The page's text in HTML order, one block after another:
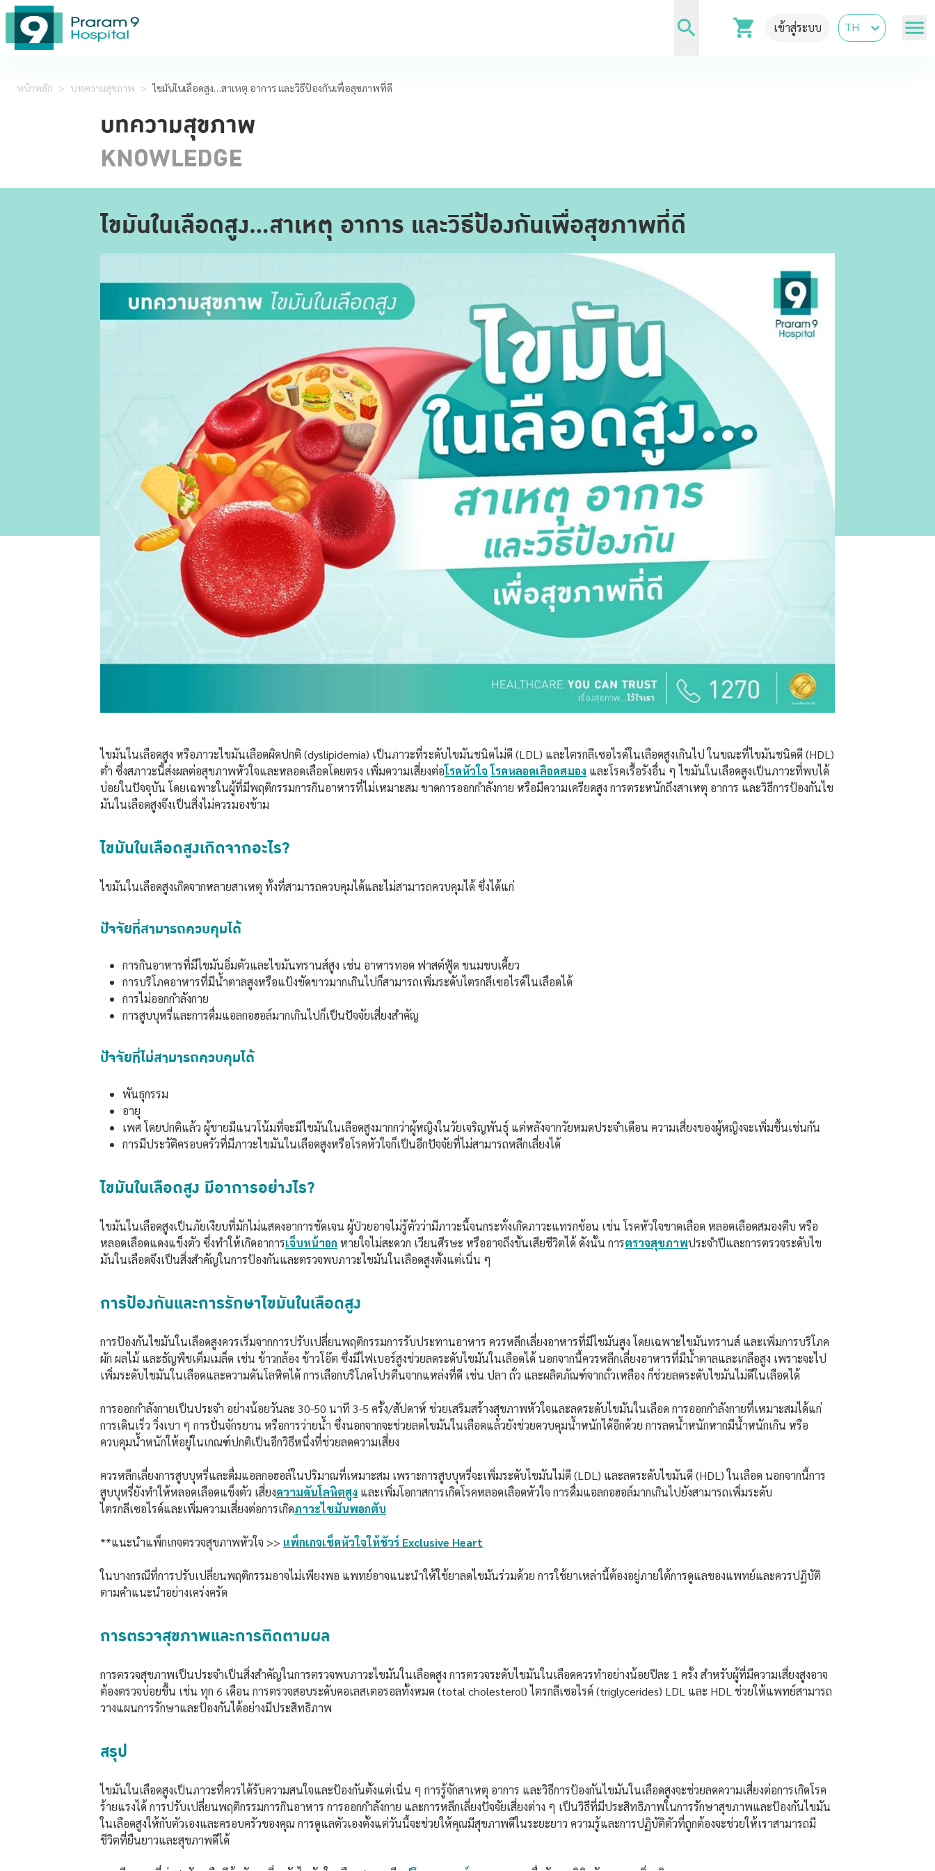
เข้าสู่ระบบ TH
หน้าหลัก > บทความสุขภาพ > ไขมันในเลือดสูง…สาเหตุ อาการ และวิธีป้องกันเพื่อสุขภาพที่ดี
บทความสุขภาพ
KNOWLEDGE
ไขมันในเลือดสูง…สาเหตุ อาการ และวิธีป้องกันเพื่อสุขภาพที่ดี
ไขมันในเลือดสูง หรือภาวะไขมันเลือดผิดปกติ (dyslipidemia) เป็นภาวะที่ระดับไขมันชนิดไม่ดี (LDL) และไตรกลีเซอไรด์ในเลือดสูงเกินไป ในขณะที่ไขมันชนิดดี (HDL)
ต่ำ ซึ่งสภาวะนี้ส่งผลต่อสุขภาพหัวใจและหลอดเลือดโดยตรง เพิ่มความเสี่ยงต่อโรคหัวใจ โรคหลอดเลือดสมอง และโรคเรื้อรังอื่น ๆ ไขมันในเลือดสูงเป็นภาวะที่พบได้
บ่อยในปัจจุบัน โดยเฉพาะในผู้ที่มีพฤติกรรมการกินอาหารที่ไม่เหมาะสม ขาดการออกกำลังกาย หรือมีความเครียดสูง การตระหนักถึงสาเหตุ อาการ และวิธีการป้องกันไข
มันในเลือดสูงจึงเป็นสิ่งไม่ควรมองข้าม
ไขมันในเลือดสูงเกิดจากอะไร?
ไขมันในเลือดสูงเกิดจากหลายสาเหตุ ทั้งที่สามารถควบคุมได้และไม่สามารถควบคุมได้ ซึ่งได้แก่
ปัจจัยที่สามารถควบคุมได้
การกินอาหารที่มีไขมันอิ่มตัวและไขมันทรานส์สูง เช่น อาหารทอด ฟาสต์ฟู้ด ขนมขบเคี้ยว
การบริโภคอาหารที่มีน้ำตาลสูงหรือแป้งขัดขาวมากเกินไปก็สามารถเพิ่มระดับไตรกลีเซอไรด์ในเลือดได้
การไม่ออกกำลังกาย
การสูบบุหรี่และการดื่มแอลกอฮอล์มากเกินไปก็เป็นปัจจัยเสี่ยงสำคัญ
ปัจจัยที่ไม่สามารถควบคุมได้
พันธุกรรม
อายุ
เพศ โดยปกติแล้ว ผู้ชายมีแนวโน้มที่จะมีไขมันในเลือดสูงมากกว่าผู้หญิงในวัยเจริญพันธุ์ แต่หลังจากวัยหมดประจำเดือน ความเสี่ยงของผู้หญิงจะเพิ่มขึ้นเช่นกัน
การมีประวัติครอบครัวที่มีภาวะไขมันในเลือดสูงหรือโรคหัวใจก็เป็นอีกปัจจัยที่ไม่สามารถหลีกเลี่ยงได้
ไขมันในเลือดสูง มีอาการอย่างไร?
ไขมันในเลือดสูงเป็นภัยเงียบที่มักไม่แสดงอาการชัดเจน ผู้ป่วยอาจไม่รู้ตัวว่ามีภาวะนี้จนกระทั่งเกิดภาวะแทรกซ้อน เช่น โรคหัวใจขาดเลือด หลอดเลือดสมองตีบ หรือ
หลอดเลือดแดงแข็งตัว ซึ่งทำให้เกิดอาการเจ็บหน้าอก หายใจไม่สะดวก เวียนศีรษะ หรืออาจถึงขั้นเสียชีวิตได้ ดังนั้น การตรวจสุขภาพประจำปีและการตรวจระดับไข
มันในเลือดจึงเป็นสิ่งสำคัญในการป้องกันและตรวจพบภาวะไขมันในเลือดสูงตั้งแต่เนิ่น ๆ
การป้องกันและการรักษาไขมันในเลือดสูง
การป้องกันไขมันในเลือดสูงควรเริ่มจากการปรับเปลี่ยนพฤติกรรมการรับประทานอาหาร ควรหลีกเลี่ยงอาหารที่มีไขมันสูง โดยเฉพาะไขมันทรานส์ และเพิ่มการบริโภค
ผัก ผลไม้ และธัญพืชเต็มเมล็ด เช่น ข้าวกล้อง ข้าวโอ๊ต ซึ่งมีไฟเบอร์สูงช่วยลดระดับไขมันในเลือดได้ นอกจากนี้ควรหลีกเลี่ยงอาหารที่มีน้ำตาลและเกลือสูง เพราะจะไป
เพิ่มระดับไขมันในเลือดและความดันโลหิตได้ การเลือกบริโภคโปรตีนจากแหล่งที่ดี เช่น ปลา ถั่ว และผลิตภัณฑ์จากถั่วเหลือง ก็ช่วยลดระดับไขมันไม่ดีในเลือดได้
การออกกำลังกายเป็นประจำ อย่างน้อยวันละ 30-50 นาที 3-5 ครั้ง/สัปดาห์ ช่วยเสริมสร้างสุขภาพหัวใจและลดระดับไขมันในเลือด การออกกำลังกายที่เหมาะสมได้แก่
การเดินเร็ว วิ่งเบา ๆ การปั่นจักรยาน หรือการว่ายน้ำ ซึ่งนอกจากจะช่วยลดไขมันในเลือดแล้วยังช่วยควบคุมน้ำหนักได้อีกด้วย การลดน้ำหนักหากมีน้ำหนักเกิน หรือ
ควบคุมน้ำหนักให้อยู่ในเกณฑ์ปกติเป็นอีกวิธีหนึ่งที่ช่วยลดความเสี่ยง
ควรหลีกเลี่ยงการสูบบุหรี่และดื่มแอลกอฮอล์ในปริมาณที่เหมาะสม เพราะการสูบบุหรี่จะเพิ่มระดับไขมันไม่ดี (LDL) และลดระดับไขมันดี (HDL) ในเลือด นอกจากนี้การ
สูบบุหรี่ยังทำให้หลอดเลือดแข็งตัว เสี่ยงความดันโลหิตสูง และเพิ่มโอกาสการเกิดโรคหลอดเลือดหัวใจ การดื่มแอลกอฮอล์มากเกินไปยังสามารถเพิ่มระดับ
ไตรกลีเซอไรด์และเพิ่มความเสี่ยงต่อการเกิดภาวะไขมันพอกตับ
**แนะนำแพ็กเกจตรวจสุขภาพหัวใจ >> แพ็กเกจเช็คหัวใจให้ชัวร์ Exclusive Heart
ในบางกรณีที่การปรับเปลี่ยนพฤติกรรมอาจไม่เพียงพอ แพทย์อาจแนะนำให้ใช้ยาลดไขมันร่วมด้วย การใช้ยาเหล่านี้ต้องอยู่ภายใต้การดูแลของแพทย์และควรปฏิบัติ
ตามคำแนะนำอย่างเคร่งครัด
การตรวจสุขภาพและการติดตามผล
การตรวจสุขภาพเป็นประจำเป็นสิ่งสำคัญในการตรวจพบภาวะไขมันในเลือดสูง การตรวจระดับไขมันในเลือดควรทำอย่างน้อยปีละ 1 ครั้ง สำหรับผู้ที่มีความเสี่ยงสูงอาจ
ต้องตรวจบ่อยขึ้น เช่น ทุก 6 เดือน การตรวจสอบระดับคอเลสเตอรอลทั้งหมด (total cholesterol) ไตรกลีเซอไรด์ (triglycerides) LDL และ HDL ช่วยให้แพทย์สามารถ
วางแผนการรักษาและป้องกันได้อย่างมีประสิทธิภาพ
สรุป
ไขมันในเลือดสูงเป็นภาวะที่ควรได้รับความสนใจและป้องกันตั้งแต่เนิ่น ๆ การรู้จักสาเหตุ อาการ และวิธีการป้องกันไขมันในเลือดสูงจะช่วยลดความเสี่ยงต่อการเกิดโรค
ร้ายแรงได้ การปรับเปลี่ยนพฤติกรรมการกินอาหาร การออกกำลังกาย และการหลีกเลี่ยงปัจจัยเสี่ยงต่าง ๆ เป็นวิธีที่มีประสิทธิภาพในการรักษาสุขภาพและป้องกันไขมัน
ในเลือดสูงให้กับตัวเองและครอบครัวของคุณ การดูแลตัวเองตั้งแต่วันนี้จะช่วยให้คุณมีสุขภาพดีในระยะยาว ความรู้และการปฏิบัติตัวที่ถูกต้องจะช่วยให้เราสามารถมี
ชีวิตที่ยืนยาวและสุขภาพดีได้